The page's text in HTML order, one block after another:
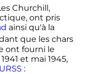
Churchill,
ont pris
ainsi qu'à la
que les chars
ont fourni le
et mai 1945,
: